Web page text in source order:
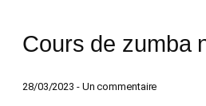
Cours de zumba
28/03/2023 Un commentaire